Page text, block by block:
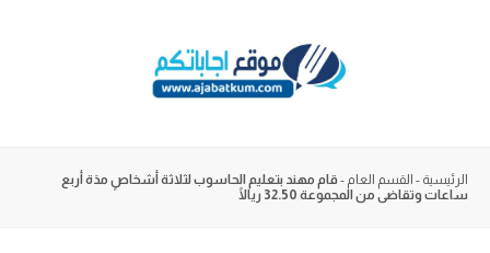
الرئيسية - القسم العام - قام مهند بتعليم الحاسوب لثلاثة أشخاصٍ مدَة أربع
ساعات وتقاضى من المجموعة 32.50 ريالًا